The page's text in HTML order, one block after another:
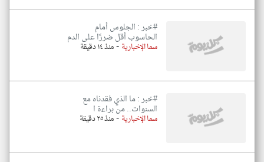
#خبر : الجلوس أمام
الحاسوب أقل ضررًا على الدم
سما الإخبارية-منذ ١٤ دقيقة
#خبر : ما الذي فقدناه مع
السنوات.. من براءة ا
سما الإخبارية-منذ ٢٥ دقيقة